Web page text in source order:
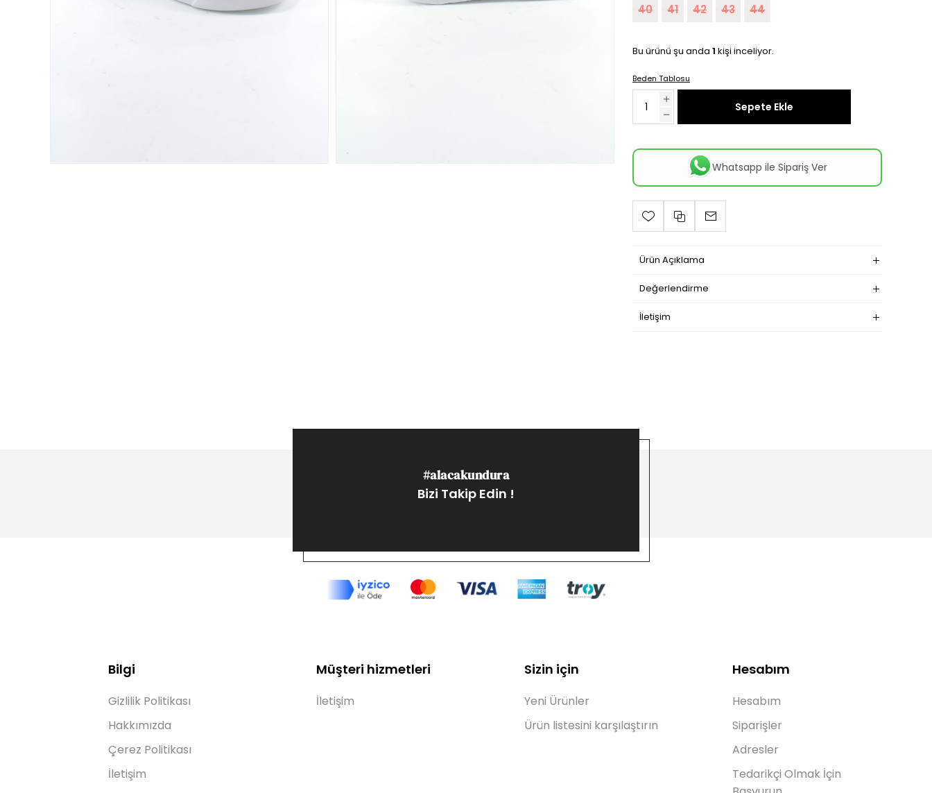
40 41 42 43 44
Bu ürünü şu anda 1 kişi inceliyor.
Beden Tablosu
Sepete Ekle
Whatsapp ile Sipariş Ver
Ürün Açıklama
Değerlendirme
İletişim
#alacakundura
Bizi Takip Edin !
Bilgi
Gizlilik Politikası
Hakkımızda
Çerez Politikası
İletişim
Müşteri hizmetleri
İletişim
Sizin için
Yeni Ürünler
Ürün listesini karşılaştırın
Hesabım
Hesabım
Siparişler
Adresler
Tedarikçi Olmak İçin